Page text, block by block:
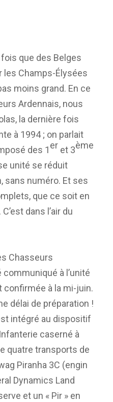
fois que des Belges
les Champs-Élysées
moins grand. En ce
Ardennais, nous
la dernière fois
à 1994 ; on parlait
des 1er et 3ème
unité se réduit
sans numéro. Et ses
que ce soit en
dans l’air du
Chasseurs
à l’unité
confirmée à la mi-juin.
délai de préparation !
intégré au dispositif
caserné à
quatre transports de
Piranha 3C (engin
Dynamics Land
et un « Pir » en